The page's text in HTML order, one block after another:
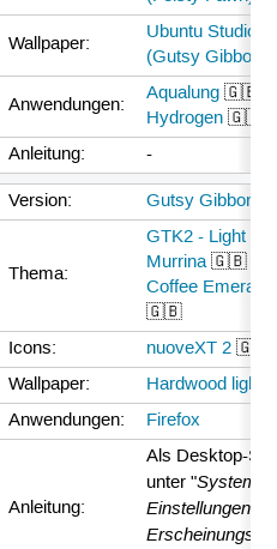
Wallpaper:
Ubuntu Studio
(Gutsy Gibbon)
Anwendungen:
Aqualung 🇬🇧 ,
Hydrogen 🇬🇧
Anleitung:
-
Version: Gutsy Gibbon
Thema:
GTK2 - Light
Murrina🇬🇧 -
Coffee Emerald
🇬🇧
Icons:
nuoveXT 2 🇬🇧
Wallpaper:
Hardwood lights
Anwendungen:
Firefox
Anleitung:
Als Desktop-
unter "System
Einstellungen →